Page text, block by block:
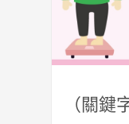
（關鍵